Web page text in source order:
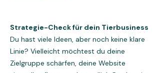
Strategie-Check für dein Tierbusiness
Du hast viele Ideen, aber noch keine klare
Linie? Vielleicht möchtest du deine
Zielgruppe schärfen, deine Website